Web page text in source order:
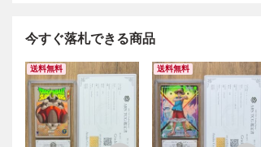
10 鑑定品 DRAGON BAL
S10 鑑定品 決戦の刻
今すぐ落札できる商品
送料無料 送料無料